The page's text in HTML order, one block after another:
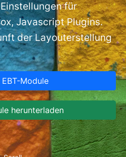
für
Javascript Plugins.
der Layouterstellung
Module
herunterladen